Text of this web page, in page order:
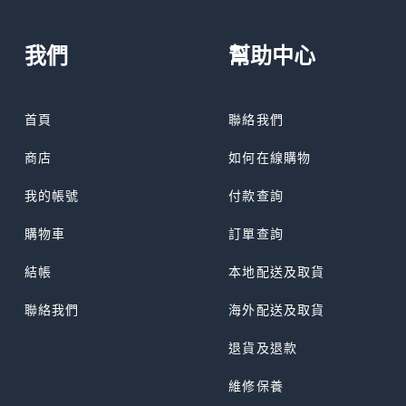
我們
首頁
商店
我的帳號
購物車
結帳
聯絡我們
幫助中心
聯絡我們
如何在線購物
付款查詢
訂單查詢
本地配送及取貨
海外配送及取貨
退貨及退款
維修保養